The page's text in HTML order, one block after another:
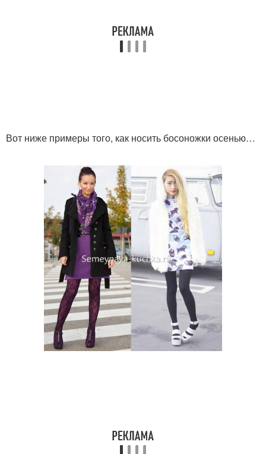
Вот ниже примеры того, как носить босоножки осенью…